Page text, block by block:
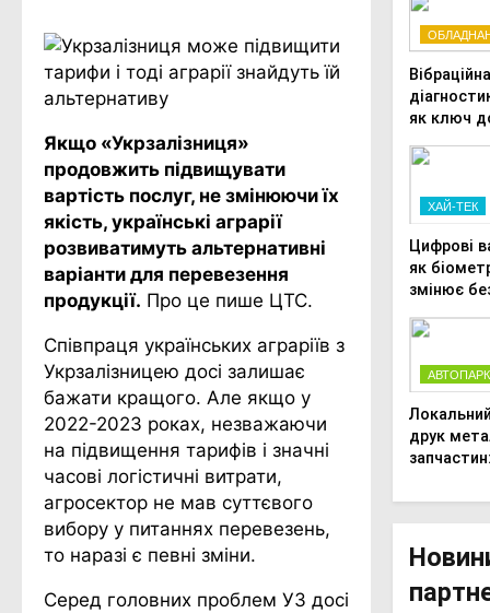
Якщо «Укрзалізниця»
продовжить підвищувати
вартість послуг, не змінюючи їх
якість, українські аграрії
розвиватимуть альтернативні
варіанти для перевезення
продукції. Про це пише ЦТС.
Співпраця українських аграріїв з
Укрзалізницею досі залишає
бажати кращого. Але якщо у
2022-2023 роках, незважаючи
на підвищення тарифів і значні
часові логістичні витрати,
агросектор не мав суттєвого
вибору у питаннях перевезень,
то наразі є певні зміни.
Серед головних проблем УЗ досі
техніки
як ключ
ХАЙ-ТЕК
Цифрові
як
змінює
АВТОПАРК
друк
рятує